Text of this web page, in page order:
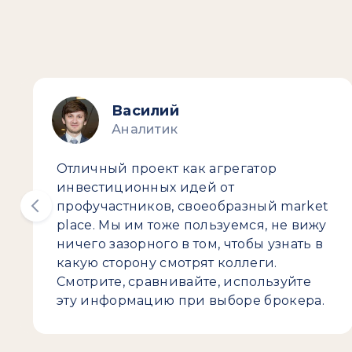
Василий
Аналитик
Отличный проект как агрегатор
инвестиционных идей от
профучастников, своеобразный market
place. Мы им тоже пользуемся, не вижу
ничего зазорного в том, чтобы узнать в
какую сторону смотрят коллеги.
Смотрите, сравнивайте, используйте
эту информацию при выборе брокера.